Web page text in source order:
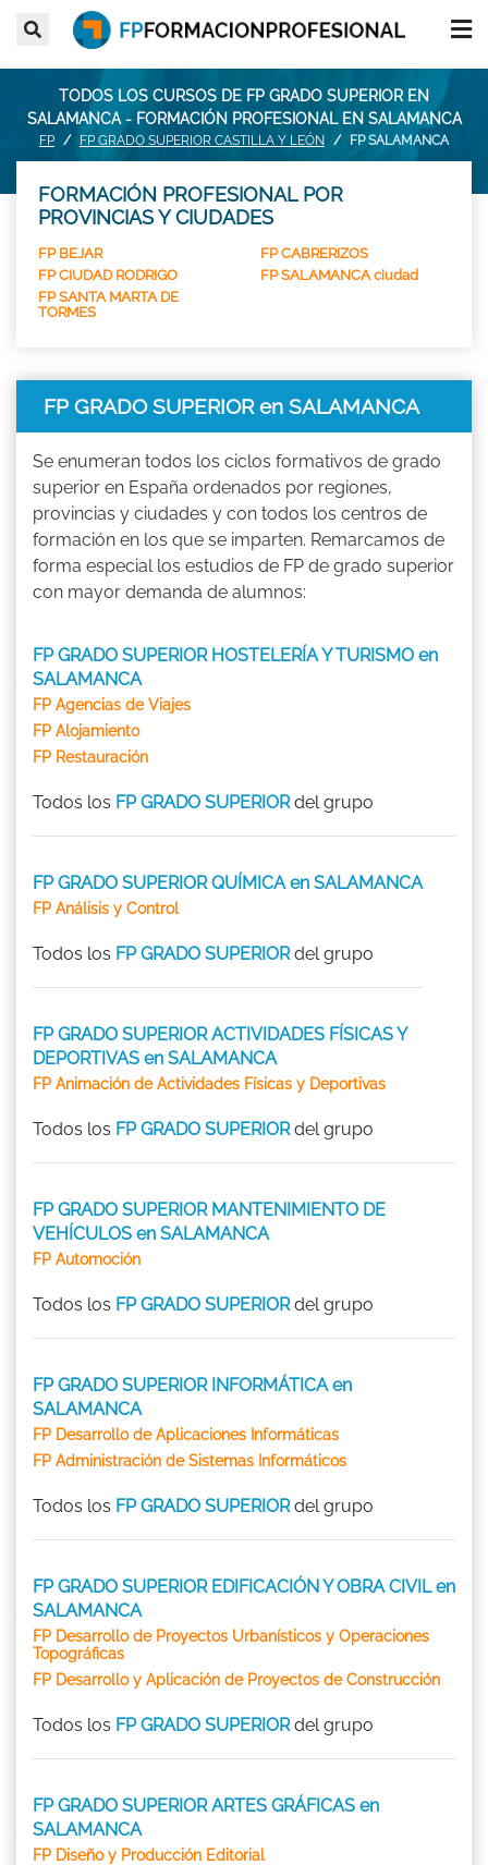
TODOS LOS CURSOS DE FP GRADO SUPERIOR EN
SALAMANCA - FORMACIÓN PROFESIONAL EN SALAMANCA
FP FP GRADO SUPERIOR CASTILLA Y LEÓN FP SALAMANCA
FORMACIÓN PROFESIONAL POR
PROVINCIAS Y CIUDADES
FP BEJAR
FP CABRERIZOS
FP CIUDAD RODRIGO
FP SALAMANCA ciudad
FP SANTA MARTA DE
TORMES
FP GRADO SUPERIOR en SALAMANCA
Se enumeran todos los ciclos formativos de grado
superior en España ordenados por regiones,
provincias y ciudades y con todos los centros de
formación en los que se imparten. Remarcamos de
forma especial los estudios de FP de grado superior
con mayor demanda de alumnos:
FP GRADO SUPERIOR HOSTELERÍA Y TURISMO en
SALAMANCA
FP Agencias de Viajes
FP Alojamiento
FP Restauración
Todos los FP GRADO SUPERIORdel grupo
FP GRADO SUPERIOR QUÍMICA en SALAMANCA
FP Análisis y Control
Todos los FP GRADO SUPERIORdel grupo
FP GRADO SUPERIOR ACTIVIDADES FÍSICAS Y
DEPORTIVAS en SALAMANCA
FP Animación de Actividades Físicas y Deportivas
Todos los FP GRADO SUPERIORdel grupo
FP GRADO SUPERIOR MANTENIMIENTO DE
VEHÍCULOS en SALAMANCA
FP Automoción
Todos los FP GRADO SUPERIORdel grupo
FP GRADO SUPERIOR INFORMÁTICA en
SALAMANCA
FP Desarrollo de Aplicaciones Informáticas
FP Administración de Sistemas Informáticos
Todos los FP GRADO SUPERIORdel grupo
FP GRADO SUPERIOR EDIFICACIÓN Y OBRA CIVIL en
SALAMANCA
FP Desarrollo de Proyectos Urbanísticos y Operaciones
Topográficas
FP Desarrollo y Aplicación de Proyectos de Construcción
Todos los FP GRADO SUPERIORdel grupo
FP GRADO SUPERIOR ARTES GRÁFICAS en
SALAMANCA
FP Diseño y Producción Editorial